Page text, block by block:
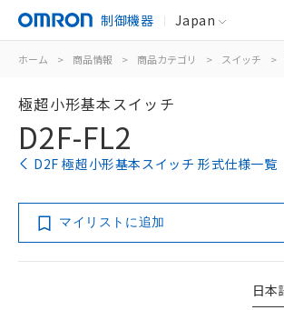
制御機器 Japan
ホーム > 商品情報 > 商品カテゴリ > スイッチ >
極超小形基本スイッチ
D2F-FL2
D2F 極超小形基本スイッチ 形式仕様一覧
マイリストに追加
日本